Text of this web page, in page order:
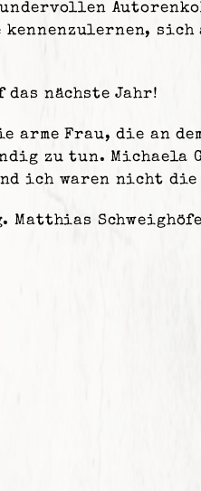
kennenzulernen, sich
das nächste Jahr!
arme Frau, die an
zu tun. Michaela
ich waren nicht